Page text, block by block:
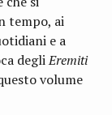
tempo, ai
e a
degliEremiti
volume